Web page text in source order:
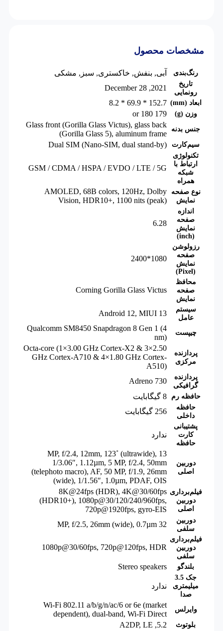
مشخصات محصول
رنگ‌بندی آبی, بنفش, خاکستری, سبز , مشکی
تاریخ
رونمایی
2021, December 28
ابعاد (mm) 152.7 * 69.9 * 8.2
وزن (g) 179 or 180
جنس بدنه
Glass front (Gorilla Glass Victus), glass back
(Gorilla Glass 5), aluminum frame
سیم‌کارت Dual SIM (Nano-SIM, dual stand-by)
تکنولوژی
ارتباط با
شبکه
همراه
GSM / CDMA / HSPA / EVDO / LTE / 5G
نوع صفحه
نمایش
AMOLED, 68B colors, 120Hz, Dolby
Vision, HDR10+, 1100 nits (peak)
اندازه
صفحه
نمایش
(inch)
6.28
رزولوشن
صفحه
نمایش
(Pixel)
1080*2400
محافظ
صفحه
نمایش
Corning Gorilla Glass Victus
سیستم
عامل
Android 12, MIUI 13
چیپست
Qualcomm SM8450 Snapdragon 8 Gen 1 (4
nm)
پردازنده
مرکزی
Octa-core (1×3.00 GHz Cortex-X2 & 3×2.50
GHz Cortex-A710 & 4×1.80 GHz Cortex-
A510)
پردازنده
گرافیکی
Adreno 730
حافظه رم 8 گیگابایت
حافظه
داخلی
256 گیگابایت
پشتیبانی
کارت
حافظه
ندارد
دوربین
اصلی
13 MP, f/2.4, 12mm, 123˚ (ultrawide),
1/3.06″, 1.12µm, 5 MP, f/2.4, 50mm
(telephoto macro), AF, 50 MP, f/1.9, 26mm
(wide), 1/1.56″, 1.0µm, PDAF, OIS
فیلم‌برداری
دوربین
اصلی
8K@24fps (HDR), 4K@30/60fps
(HDR10+), 1080p@30/120/240/960fps,
720p@1920fps, gyro-EIS
دوربین
سلفی
32 MP, f/2.5, 26mm (wide), 0.7µm
فیلم‌‌برداری
دوربین
سلفی
1080p@30/60fps, 720p@120fps, HDR
بلندگو Stereo speakers
جک 3.5
میلیمتری
صدا
ندارد
وایرلس
Wi-Fi 802.11 a/b/g/n/ac/6 or 6e (market
dependent), dual-band, Wi-Fi Direct
بلوتوث 5.2
,
A2DP, LE